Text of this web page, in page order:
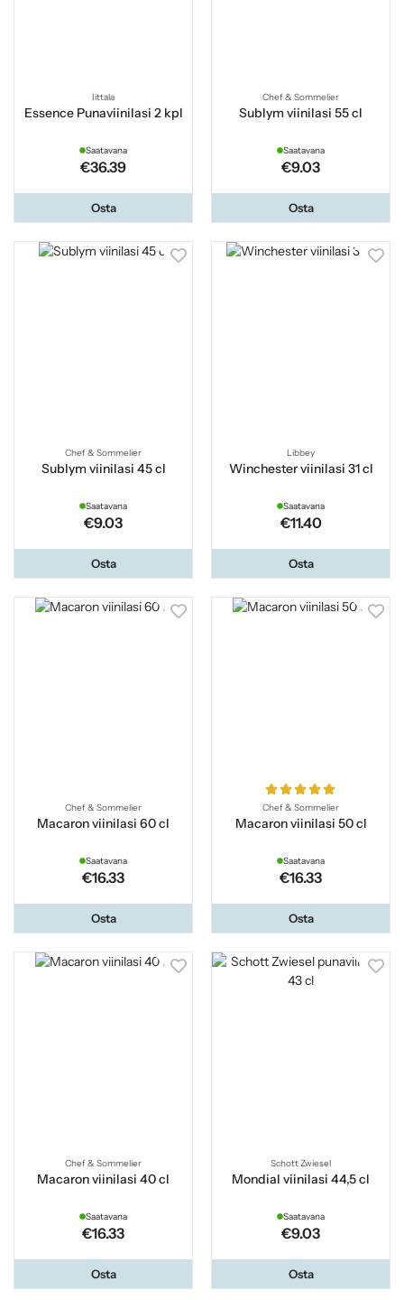
Iittala
Essence Punaviinilasi 2 kpl
Saatavana
€36.39
Osta
Chef & Sommelier
Sublym viinilasi 55 cl
Saatavana
€9.03
Osta
Chef & Sommelier
Sublym viinilasi 45 cl
Saatavana
€9.03
Osta
Libbey
Winchester viinilasi 31 cl
Saatavana
€11.40
Osta
Chef & Sommelier
Macaron viinilasi 60 cl
Saatavana
€16.33
Osta
Chef & Sommelier
Macaron viinilasi 50 cl
Saatavana
€16.33
Osta
Chef & Sommelier
Macaron viinilasi 40 cl
Saatavana
€16.33
Osta
Schott Zwiesel
Mondial viinilasi 44,5 cl
Saatavana
€9.03
Osta